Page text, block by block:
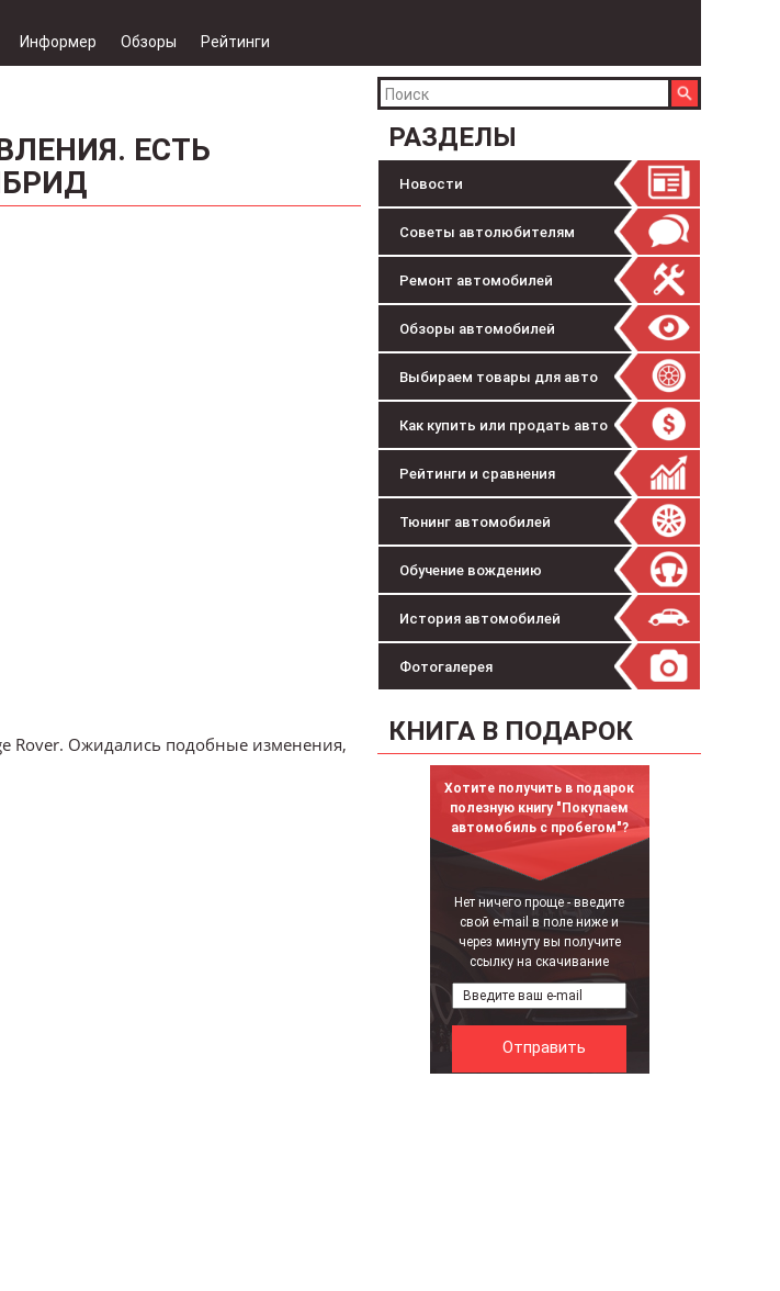
Информер Обзоры Рейтинги
РАЗДЕЛЫ
Новости
Советы автолюбителям
Ремонт автомобилей
Обзоры автомобилей
Выбираем товары для авто
Как купить или продать авто
Рейтинги и сравнения
Тюнинг автомобилей
Обучение вождению
История автомобилей
Фотогалерея
КНИГА В ПОДАРОК
Хотите получить в подарок
полезную книгу "Покупаем
автомобиль с пробегом"?
Нет ничего проще - введите
свой e-mail в поле ниже и
через минуту вы получите
ссылку на скачивание
ЕСТЬ
Rover. Ожидались подобные изменения,